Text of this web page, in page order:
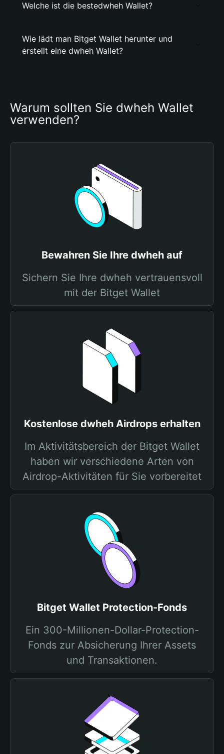
Welche ist die bestedwheh Wallet?
Wie lädt man Bitget Wallet herunter und
erstellt eine dwheh Wallet?
Warum sollten Sie dwheh Wallet
verwenden?
Bewahren Sie Ihre dwheh auf
Sichern Sie Ihre dwheh vertrauensvoll
mit der Bitget Wallet
Kostenlose dwheh Airdrops erhalten
Im Aktivitätsbereich der Bitget Wallet
haben wir verschiedene Arten von
Airdrop-Aktivitäten für Sie vorbereitet
Bitget Wallet Protection-Fonds
Ein 300-Millionen-Dollar-Protection-
Fonds zur Absicherung Ihrer Assets
und Transaktionen.